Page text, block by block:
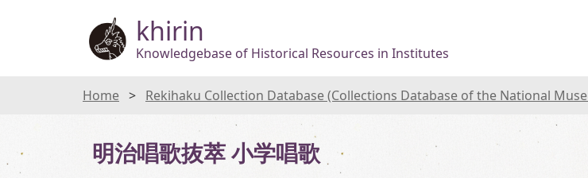
khirin
Knowledgebase of Historical Resources in Institutes
Home Rekihaku Collection Database (Collections Database of the National
明治唱歌抜萃 小学唱歌